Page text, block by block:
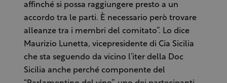
affinché si possa raggiungere presto a un
accordo tra le parti. È necessario però trovare
alleanze tra i membri del comitato”. Lo dice
Maurizio Lunetta, vicepresidente di Cia Sicilia
che sta seguendo da vicino l’iter della Doc
Sicilia anche perché componente del